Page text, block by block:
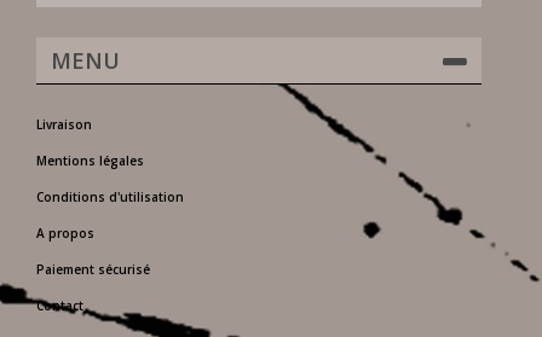
MENU
Livraison
Mentions légales
Conditions d'utilisation
A propos
Paiement sécurisé
Contact